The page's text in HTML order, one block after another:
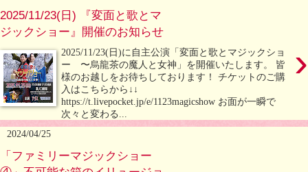
2025/11/23(日) 『変面と歌とマ
ジックショー』開催のお知らせ
›
2025/11/23(日)に自主公演「変面と歌とマジックショ
ー 〜烏龍茶の魔人と女神」を開催いたします。 皆
様のお越しをお待ちしております！ チケットのご購
入はこちらから↓↓
https://t.livepocket.jp/e/1123magicshow お面が一瞬で
次々と変わる...
2024/04/25
「ファミリーマジックショー